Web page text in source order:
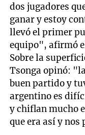
dos jugadores
ganar y estoy
llevó el primer
equipo", afirmó
Sobre la
Tsonga opinó:
buen partido y
argentino es
y chiflan mucho
que era así y